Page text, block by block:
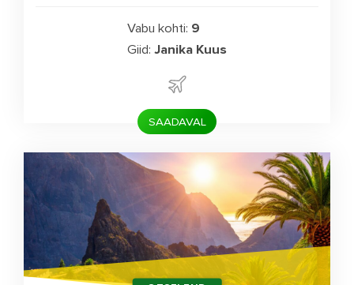
Vabu kohti: 9
Giid: Janika Kuus
SAADAVAL